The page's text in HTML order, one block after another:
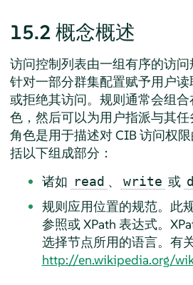
15.2 概念概述
访问控制列表由一组有序的访
针对一部分群集配置赋予用户读
或拒绝其访问。规则通常会组
色，然后可以为用户指派与其
角色是用于描述对 CIB 访问权
括以下组成部分：
诸如 read 、 write 或
规则应用位置的规范。此
参照或 XPath 表达式。
选择节点所用的语言。有
http://en.wikipedia.org/